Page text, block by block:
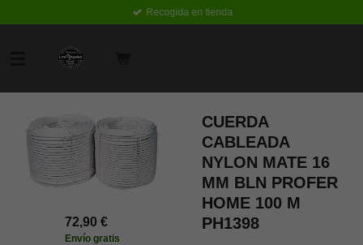
Recogida en tienda
CUERDA
CABLEADA
NYLON MATE 16
MM BLN PROFER
HOME 100 M
PH1398
72,90 €
Envío gratis